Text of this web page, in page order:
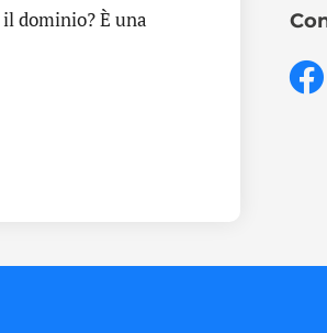
dominio? È una